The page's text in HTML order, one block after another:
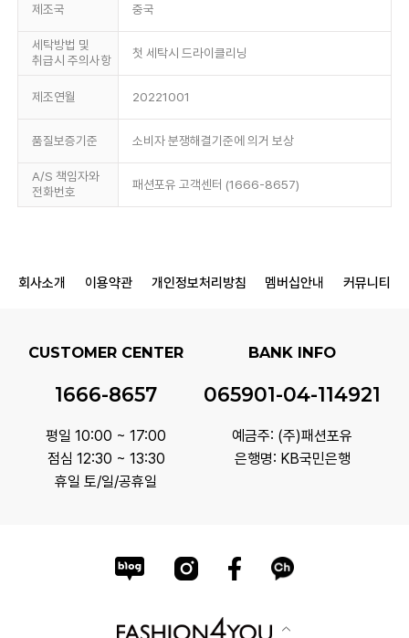
제조국 중국
세탁방법 및
취급시 주의사항
첫 세탁시 드라이클리닝
제조연월 20221001
품질보증기준 소비자 분쟁해결기준에 의거 보상
A/S 책임자와
전화번호
패션포유 고객센터 (1666-8657)
회사소개 이용약관 개인정보처리방침 멤버십안내 커뮤니티
CUSTOMER CENTER
1666-8657
평일 10:00 ~ 17:00
점심 12:30 ~ 13:30
휴일 토/일/공휴일
BANK INFO
065901-04-114921
예금주: (주)패션포유
은행명: KB국민은행